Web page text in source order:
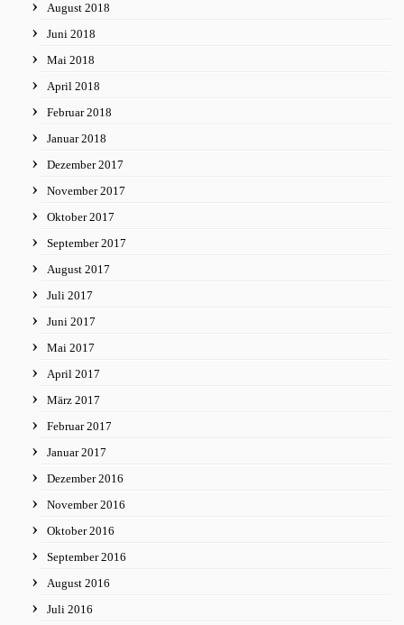
August 2018
Juni 2018
Mai 2018
April 2018
Februar 2018
Januar 2018
Dezember 2017
November 2017
Oktober 2017
September 2017
August 2017
Juli 2017
Juni 2017
Mai 2017
April 2017
März 2017
Februar 2017
Januar 2017
Dezember 2016
November 2016
Oktober 2016
September 2016
August 2016
Juli 2016